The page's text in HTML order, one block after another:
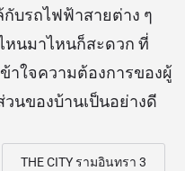
บรถไฟฟ้าสายต่าง ๆ
หนมาไหนก็สะดวก ที่
าใจความต้องการของผู้
นของบ้านเป็นอย่างดี
THE CITY รามอินทรา 3